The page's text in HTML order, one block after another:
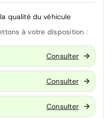
qualité du véhicule
à votre disposition :
Consulter
Consulter
Consulter